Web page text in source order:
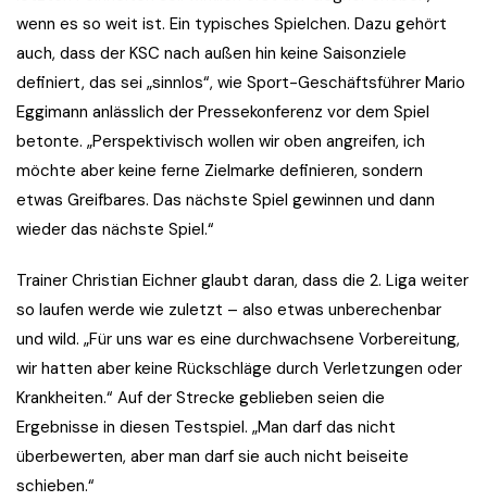
wenn es so weit ist. Ein typisches Spielchen. Dazu gehört
auch, dass der KSC nach außen hin keine Saisonziele
definiert, das sei „sinnlos“, wie Sport-Geschäftsführer Mario
Eggimann anlässlich der Pressekonferenz vor dem Spiel
betonte. „Perspektivisch wollen wir oben angreifen, ich
möchte aber keine ferne Zielmarke definieren, sondern
etwas Greifbares. Das nächste Spiel gewinnen und dann
wieder das nächste Spiel.“
Trainer Christian Eichner glaubt daran, dass die 2. Liga weiter
so laufen werde wie zuletzt – also etwas unberechenbar
und wild. „Für uns war es eine durchwachsene Vorbereitung,
wir hatten aber keine Rückschläge durch Verletzungen oder
Krankheiten.“ Auf der Strecke geblieben seien die
Ergebnisse in diesen Testspiel. „Man darf das nicht
überbewerten, aber man darf sie auch nicht beiseite
schieben.“